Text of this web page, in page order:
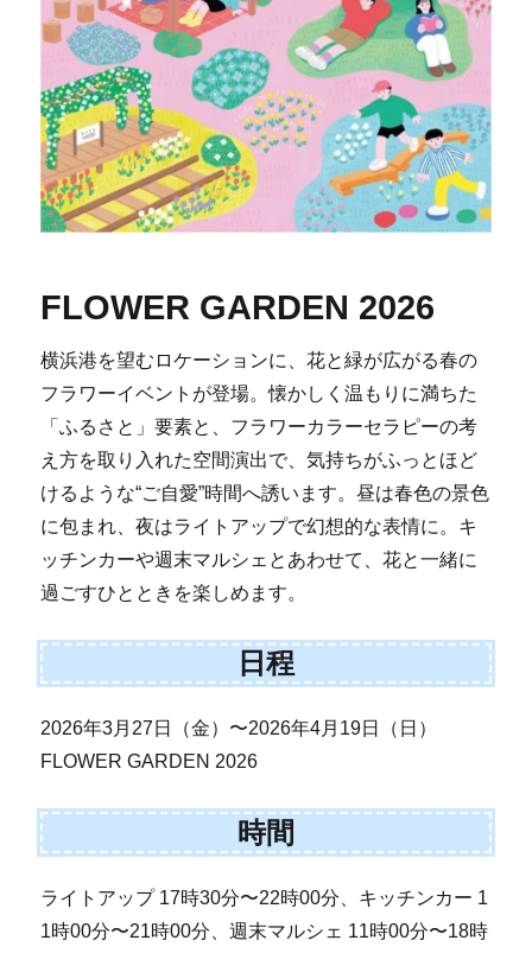
FLOWER GARDEN 2026
横浜港を望むロケーションに、花と緑が広がる春の
フラワーイベントが登場。懐かしく温もりに満ちた
「ふるさと」要素と、フラワーカラーセラピーの考
え方を取り入れた空間演出で、気持ちがふっとほど
けるような“ご自愛”時間へ誘います。昼は春色の景色
に包まれ、夜はライトアップで幻想的な表情に。キ
ッチンカーや週末マルシェとあわせて、花と一緒に
過ごすひとときを楽しめます。
日程
2026年3月27日（金）〜2026年4月19日（日）
FLOWER GARDEN 2026
時間
ライトアップ 17時30分〜22時00分、キッチンカー 1
1時00分〜21時00分、週末マルシェ 11時00分〜18時